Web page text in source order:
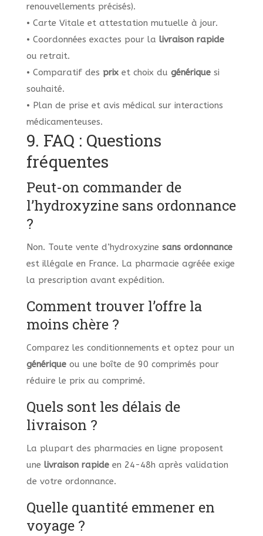
renouvellements précisés).
• Carte Vitale et attestation mutuelle à jour.
• Coordonnées exactes pour la livraison rapide
ou retrait.
• Comparatif des prixet choix du génériquesi
souhaité.
• Plan de prise et avis médical sur interactions
médicamenteuses.
9. FAQ : Questions
fréquentes
Peut-on commander de
l’hydroxyzine sans ordonnance
?
Non. Toute vente d’hydroxyzine sans ordonnance
est illégale en France. La pharmacie agréée exige
la prescription avant expédition.
Comment trouver l’offre la
moins chère ?
Comparez les conditionnements et optez pour un
génériqueou une boîte de 90 comprimés pour
réduire le prix au comprimé.
Quels sont les délais de
livraison ?
La plupart des pharmacies en ligne proposent
une livraison rapideen 24-48h après validation
de votre ordonnance.
Quelle quantité emmener en
voyage ?